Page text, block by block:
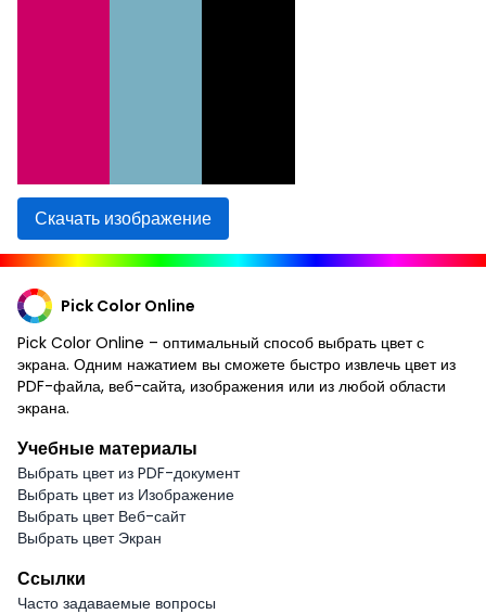
Скачать изображение
Pick Color Online
Pick Color Online – оптимальный способ выбрать цвет с
экрана. Одним нажатием вы сможете быстро извлечь цвет из
PDF-файла, веб-сайта, изображения или из любой области
экрана.
Учебные материалы
Выбрать цвет из PDF-документ
Выбрать цвет из Изображение
Выбрать цвет Веб-сайт
Выбрать цвет Экран
Ссылки
Часто задаваемые вопросы